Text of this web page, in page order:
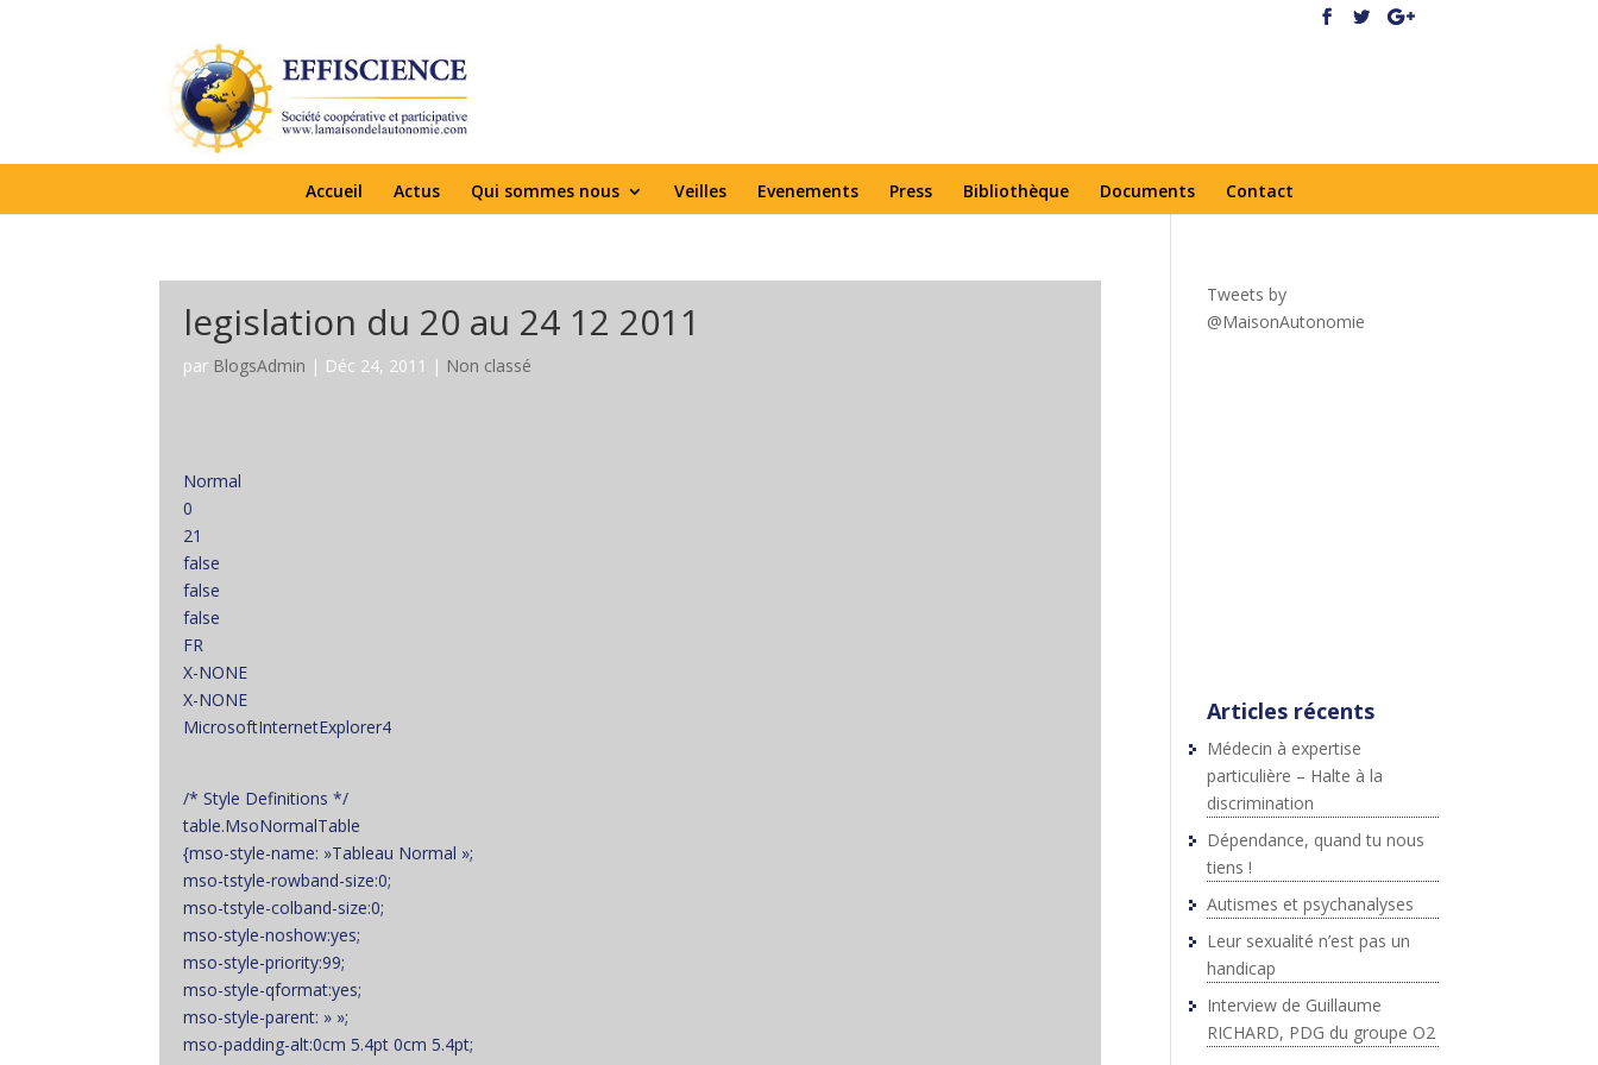
Accueil Actus Qui sommes nous Veilles Evenements Press Bibliothèque Documents Contact
legislation du 20 au 24 12 2011
par BlogsAdmin | Déc 24, 2011 | Non classé
Normal
0
21
false
false
false
FR
X-NONE
X-NONE
MicrosoftInternetExplorer4
/* Style Definitions */
table.MsoNormalTable
{mso-style-name: »Tableau Normal »;
mso-tstyle-rowband-size:0;
mso-tstyle-colband-size:0;
mso-style-noshow:yes;
mso-style-priority:99;
mso-style-qformat:yes;
mso-style-parent: » »;
mso-padding-alt:0cm 5.4pt 0cm 5.4pt;
Tweets by
@MaisonAutonomie
Articles récents
Médecin à expertise
particulière – Halte à la
discrimination
Dépendance, quand tu nous
tiens !
Autismes et psychanalyses
Leur sexualité n’est pas un
handicap
Interview de Guillaume
RICHARD, PDG du groupe O2